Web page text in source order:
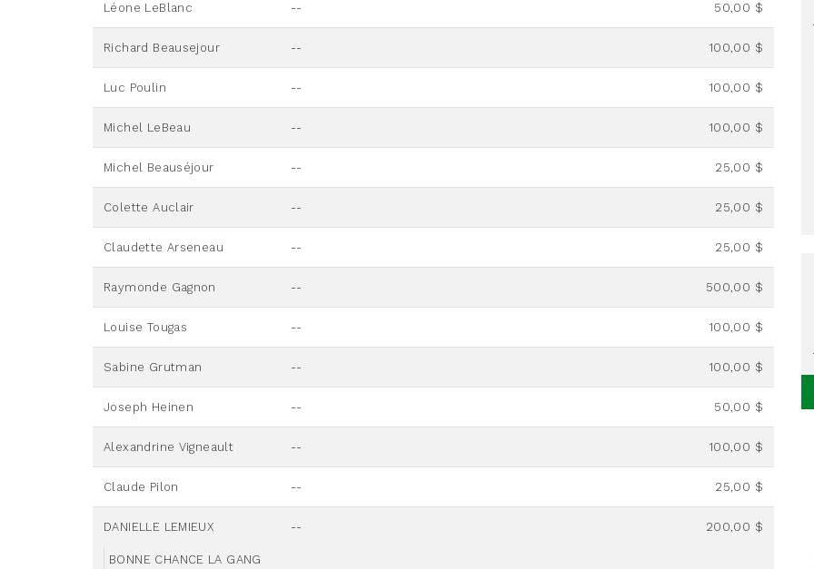
Léone LeBlanc -- 50,00 $
Richard Beausejour -- 100,00 $
Luc Poulin -- 100,00 $
Michel LeBeau -- 100,00 $
Michel Beauséjour -- 25,00 $
Colette Auclair -- 25,00 $
Claudette Arseneau -- 25,00 $
Raymonde Gagnon -- 500,00 $
Louise Tougas -- 100,00 $
Sabine Grutman -- 100,00 $
Joseph Heinen -- 50,00 $
Alexandrine Vigneault -- 100,00 $
Claude Pilon -- 25,00 $
DANIELLE LEMIEUX -- 200,00 $
BONNE CHANCE LA GANG